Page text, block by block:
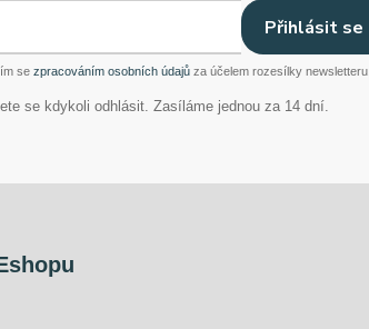
Přihlásit se
se zpracováním osobních údajůza účelem rozesílky newsletteru.
se kdykoli odhlásit. Zasíláme jednou za 14 dní.